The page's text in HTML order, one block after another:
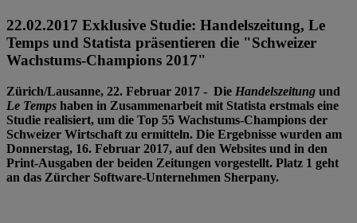
22.02.2017 Exklusive Studie: Handelszeitung, Le
Temps und Statista präsentieren die "Schweizer
Wachstums-Champions 2017"
Zürich/Lausanne, 22. Februar 2017 - Die Handelszeitung und
Le Temps haben in Zusammenarbeit mit Statista erstmals eine
Studie realisiert, um die Top 55 Wachstums-Champions der
Schweizer Wirtschaft zu ermitteln. Die Ergebnisse wurden am
Donnerstag, 16. Februar 2017, auf den Websites und in den
Print-Ausgaben der beiden Zeitungen vorgestellt. Platz 1 geht
an das Zürcher Software-Unternehmen Sherpany.